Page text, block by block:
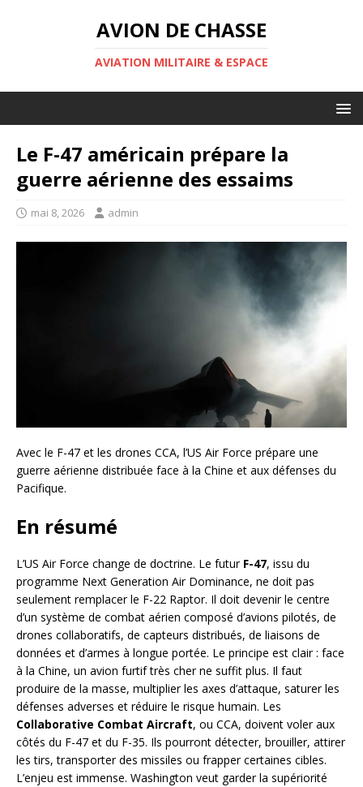
AVION DE CHASSE
AVIATION MILITAIRE & ESPACE
Le F-47 américain prépare la
guerre aérienne des essaims
mai 8, 2026 admin
Avec le F-47 et les drones CCA, l’US Air Force prépare une
guerre aérienne distribuée face à la Chine et aux défenses du
Pacifique.
En résumé
L’US Air Force change de doctrine. Le futur F-47, issu du
programme Next Generation Air Dominance, ne doit pas
seulement remplacer le F-22 Raptor. Il doit devenir le centre
d’un système de combat aérien composé d’avions pilotés, de
drones collaboratifs, de capteurs distribués, de liaisons de
données et d’armes à longue portée. Le principe est clair : face
à la Chine, un avion furtif très cher ne suffit plus. Il faut
produire de la masse, multiplier les axes d’attaque, saturer les
défenses adverses et réduire le risque humain. Les
Collaborative Combat Aircraft, ou CCA, doivent voler aux
côtés du F-47 et du F-35. Ils pourront détecter, brouiller, attirer
les tirs, transporter des missiles ou frapper certaines cibles.
L’enjeu est immense. Washington veut garder la supériorité